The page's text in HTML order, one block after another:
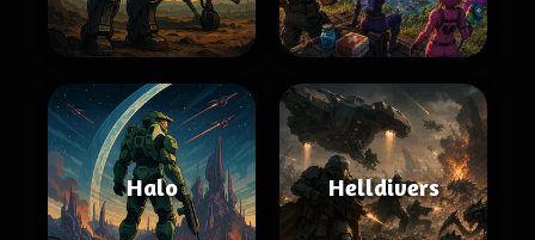
Halo Helldivers